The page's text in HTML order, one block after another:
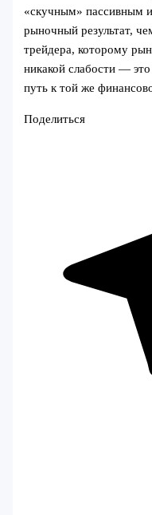
«скучным» пассивным
рыночный результат,
трейдера, которому
никакой слабости —
путь к той же
Поделиться